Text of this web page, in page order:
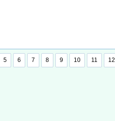
5 6 7 8 9 10 11 12